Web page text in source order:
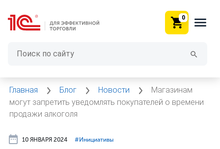
0
Главная Блог Новости
Магазинам
могут запретить уведомлять покупателей о времени
продажи алкоголя
10 ЯНВАРЯ 2024 #⁣Инициативы